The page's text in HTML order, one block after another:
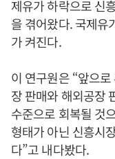
제유가 하락으로 신
을 겪어왔다. 국제유
가 켜진다.
이 연구원은 “앞으
장 판매와 해외공장
수준으로 회복될 것
형태가 아닌 신흥시
다”고 내다봤다.